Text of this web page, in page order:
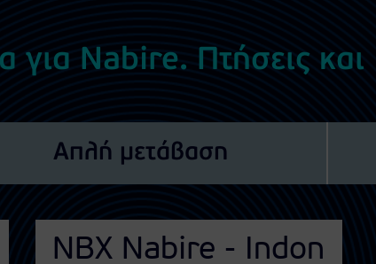
για Nabire. Πτήσεις και
Απλή μετάβαση